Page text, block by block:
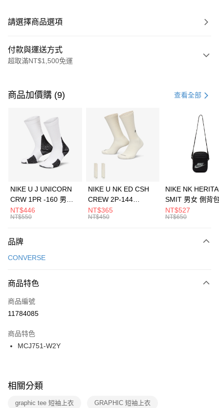
請選擇商品選項
付款與運送方式
超取滿NT$1,500免運
信用卡一次付款
3 期 0 利率 每期 21家銀行
合作金庫商業銀行
第一商業銀行
華南商業銀行
彰化商業銀行
上海商業儲蓄銀行
元大商業銀行
台灣樂天信用卡公司
Apple Pay
全盈+PAY
AFTEE先享後付
【關於「AFTEE先享後付」】
便利好安心！
３．安心：先確認商品／服務後，再付款。
【「AFTEE先享後付」結帳流程】
１．於結帳方式選擇「AFTEE先享後付」後，將跳轉至「AFTEE先享後付」
２．訂單成立數日內，您將收到繳費通知簡訊。
３．收到繳費通知簡訊後14天內，點擊此簡訊中的連結，可透過四大超商／
ATM／網路銀行／等多元方式進行付款，方視為交易完成。
※ 交易是否成功請以「AFTEE先享後付 」之結帳頁面顯示為準，若有關於
是否繳費成功／繳費後需取消欲退款等相關疑問，請聯繫「AFTEE先享後付
客戶支援中心」https://netprotections.freshdesk.com/support/home
運送方式
每筆NT$100，滿NT$1,500(含以上)免運費
宅配
每筆NT$100，滿NT$1,500(含以上)免運費
付款後門市自取
每筆NT$100，滿NT$1,500(含以上)免運費
商品加價購 (9) 查看全部
NIKE U J UNICORN
CRW 1PR -160 男女
中統襪 FZ3393100
NT$446
NT$550
NIKE U NK ED CSH
CREW 2P-144
EMBRDY 男女 短統襪
FZ3073133
NT$365
NT$450
NIKE NK
SMIT 男女 側背
BA5871010
NT$527
NT$650
品牌
CONVERSE
商品特色
商品編號
11784085
商品特色
MCJ751-W2Y
相關分類
graphic tee 短袖上衣 GRAPHIC 短袖上衣